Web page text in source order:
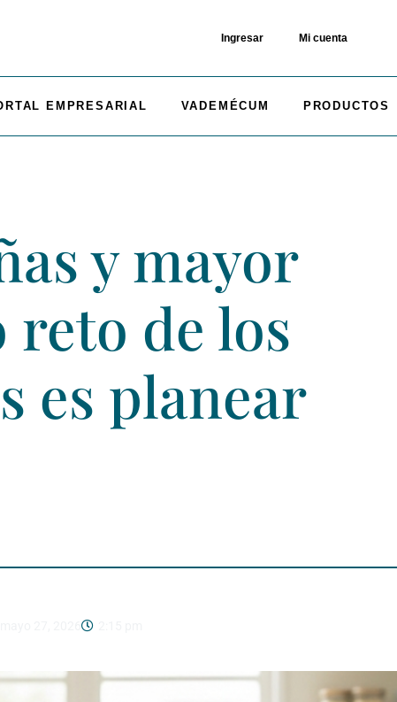
Ingresar Mi cuenta
EMPRESARIAL VADEMÉCUM PRODUCTOS
y mayor
reto de los
es planear